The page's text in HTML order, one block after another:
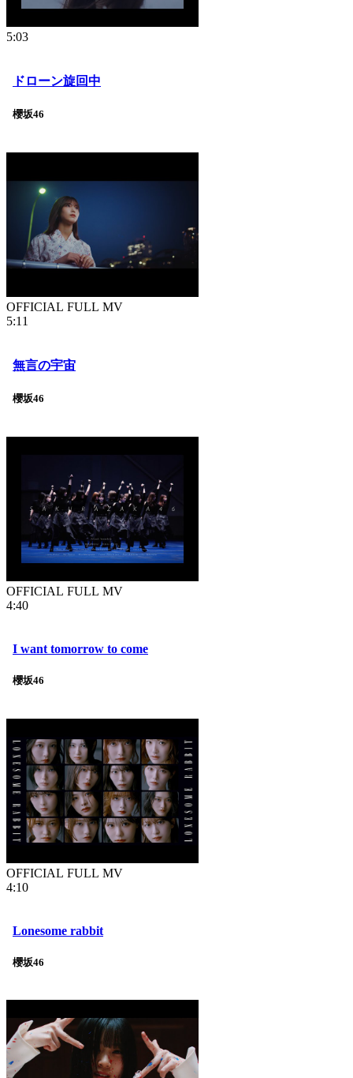
5:03
ドローン旋回中
櫻坂46
OFFICIAL FULL MV
5:11
無言の宇宙
櫻坂46
OFFICIAL FULL MV
4:40
I want tomorrow to come
櫻坂46
OFFICIAL FULL MV
4:10
Lonesome rabbit
櫻坂46